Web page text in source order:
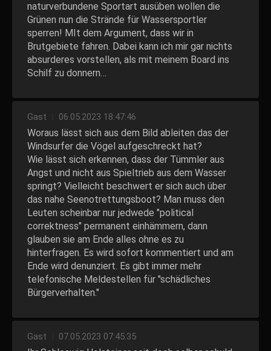
naturverbundene Sportart ausüben wollen die
Grünen nun die Strände für Wassersportler
sperren! MIt dem Argument, dass wir in
Brutgebiete fahren. Dabei kann ich mir gar nichts
absurderes vorstellen, als mit meinem Board ins
Schilf zu donnern…
Gast 06.05.2023 18:47:46
Woraus lässt sich aus dem Bild ableiten das der
Windsurfer die Vögel aufgeschreckt hat?
Wie lässt sich erkennen, dass der Tümmler aus
Angst und nicht aus Spieltrieb aus dem Wasser
springt? Vielleicht beschwert er sich auch über
das nahe Seenotrettungsboot? Man muss den
Leuten scheinbar nur jedwede "political
correktness" permanent einhämmern, dann
glauben sie am Ende alles ohne es zu
hinterfragen. Es wird sofort kommentiert und am
Ende wird denunziert. Es gibt immer mehr
telefonische Meldestellen für "schädliches
Bürgerverhalten."
Gast 07.05.2023 07:45:35